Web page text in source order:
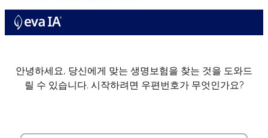
안녕하세요, 당신에게 맞는 생명보험을 찾는 것을 도와드
릴 수 있습니다. 시작하려면 우편번호가 무엇인가요?